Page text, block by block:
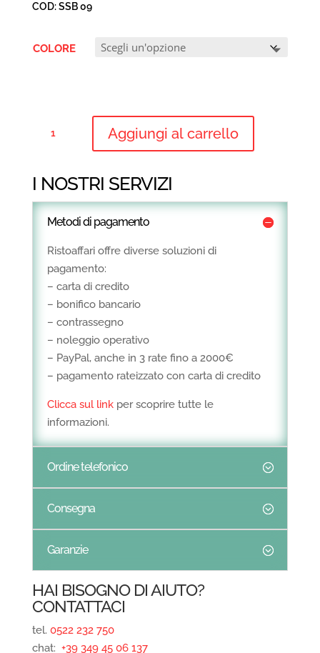
COD:SSB 09
COLORE
SPESA
-
PLASTICA
QUANTITÀ
Aggiungi al carrello
I NOSTRI SERVIZI
Metodi di pagamento
Ristoaffari offre diverse soluzioni di
pagamento:
– carta di credito
– bonifico bancario
– contrassegno
– noleggio operativo
– PayPal, anche in 3 rate fino a 2000€
– pagamento rateizzato con carta di credito
Clicca sul linkper scoprire tutte le
informazioni.
Ordine telefonico
Consegna
Garanzie
HAI BISOGNO DI AIUTO?
CONTATTACI
tel. 0522 232 750
chat: +39 349 45 06 137